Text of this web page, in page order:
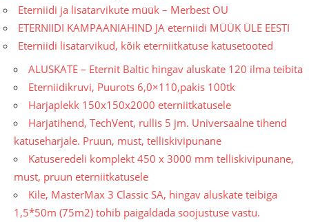
Eterniidi ja lisatarvikute müük – Merbest OU
ETERNIIDI KAMPAANIAHIND JA eterniidi MÜÜK ÜLE EESTI
Eterniidi lisatarvikud, kõik eterniitkatuse katusetooted
ALUSKATE – Eternit Baltic hingav aluskate 120 ilma teibita
Eterniidikruvi, Puurots 6,0×110,pakis 100tk
Harjaplekk 150x150x2000 eterniitkatusele
Harjatihend, TechVent, rullis 5 jm. Universaalne tihend
katuseharjale. Pruun, must, telliskivipunane
Katuseredeli komplekt 450 x 3000 mm telliskivipunane,
must, pruun eterniitkatusele
Kile, MasterMax 3 Classic SA, hingav aluskate teibiga
1,5*50m (75m2) tohib paigaldada soojustuse vastu.